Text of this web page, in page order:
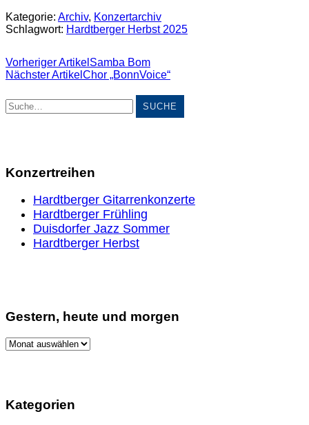
Kategorie: Archiv, Konzertarchiv
Schlagwort: Hardtberger Herbst 2025
Vorheriger Artikel Samba Bom
Nächster Artikel Chor „BonnVoice“
Suche
Konzertreihen
Hardtberger Gitarrenkonzerte
Hardtberger Frühling
Duisdorfer Jazz Sommer
Hardtberger Herbst
Gestern, heute und morgen
Gestern,
Kategorien